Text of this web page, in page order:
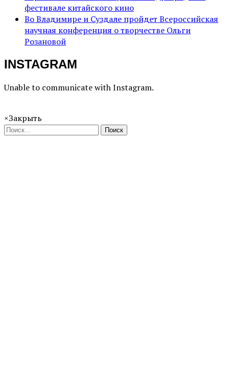
фестивале китайского кино
Во Владимире и Суздале пройдет Всероссийская
научная конференция о творчестве Ольги
Розановой
INSTAGRAM
Unable to communicate with Instagram.
×Закрыть
Поиск